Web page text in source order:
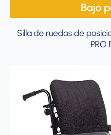
Bajo
Silla de ruedas de
PRO